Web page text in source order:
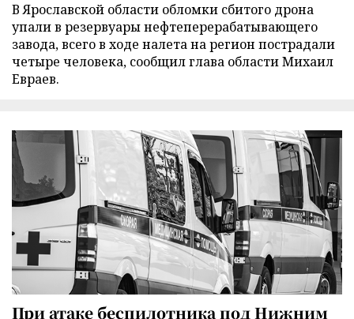
В Ярославской области обломки сбитого дрона
упали в резервуары нефтеперерабатывающего
завода, всего в ходе налета на регион пострадали
четыре человека, сообщил глава области Михаил
Евраев.
При атаке беспилотника под Нижним